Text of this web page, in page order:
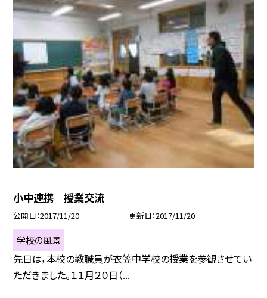
小中連携 授業交流
公開日 2017/11/20 更新日 2017/11/20
学校の風景
先日は，本校の教職員が衣笠中学校の授業を参観させてい
ただきました。１１月２０日（...